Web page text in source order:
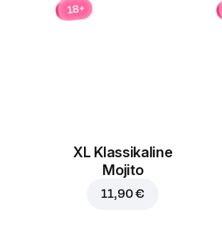
18+
XL Klassikaline
Mojito
11,90 €